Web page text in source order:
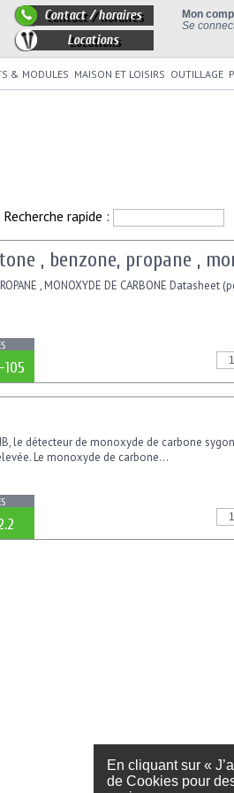
En cliquant sur «
de Cookies pour
Mon
Se
Contact / horaires
Locations
& MODULES MAISON ET LOISIRS OUTILLAGE
Recherche rapide :
, benzone, propane ,
, MONOXYDE DE CARBONE Datasheet
105
le détecteur de monoxyde de carbone
Le monoxyde de carbone...